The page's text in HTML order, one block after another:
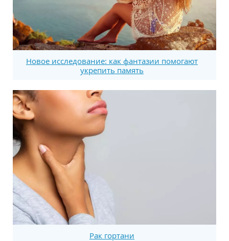
Новое исследование: как фантазии помогают
укрепить память
Рак гортани